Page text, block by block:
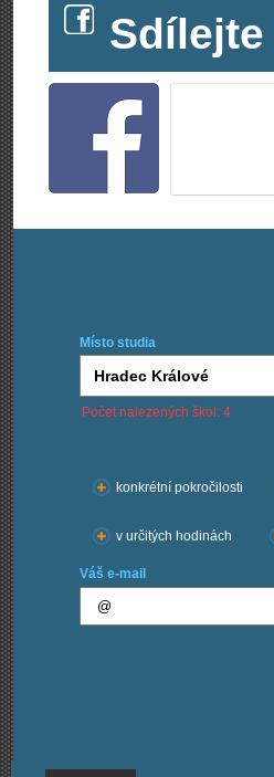
Místo studia
Počet nalezených škol: 4
konkrétní pokročilosti
v určitých hodinách
Váš e-mail